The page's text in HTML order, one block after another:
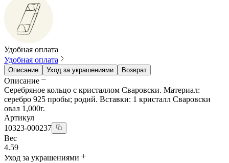
Удобная оплата
Удобная оплата
Описание Уход за украшениями Возврат
Описание
Серебряное кольцо с кристаллом Сваровски. Материал:
серебро 925 пробы; родий. Вставки: 1 кристалл Сваровски
овал 1,000г.
Артикул
10323-000237
Вес
4.59
Уход за украшениями